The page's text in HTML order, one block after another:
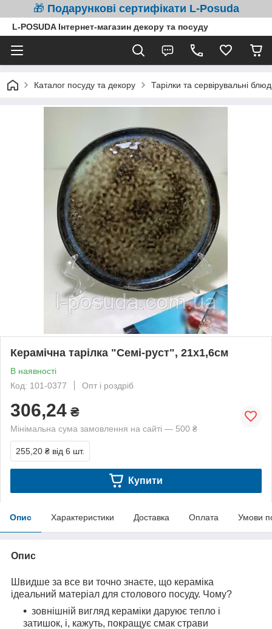
🎁 Подарункові сертифікати L-Posuda
L-POSUDA Інтернет-магазин декору та посуду
Каталог посуду та декору Тарілки та сервірувальні
Керамічна тарілка "Семі-руст", 21х1,6см
В наявності
Код: 101-0377
Опт і роздріб
306,24 ₴
Мінімальна сума замовлення на сайті — 500 ₴
255,20 ₴ від 6 шт.
Купити
Опис Характеристики Доставка Оплата Умови
Опис
Швидше за все ви точно знаєте, що кераміка
ідеальний матеріал для столового посуду. Чому?
зовнішній вигляд кераміки даруює тепло і
затишок, і, кажуть, покращує смак страви